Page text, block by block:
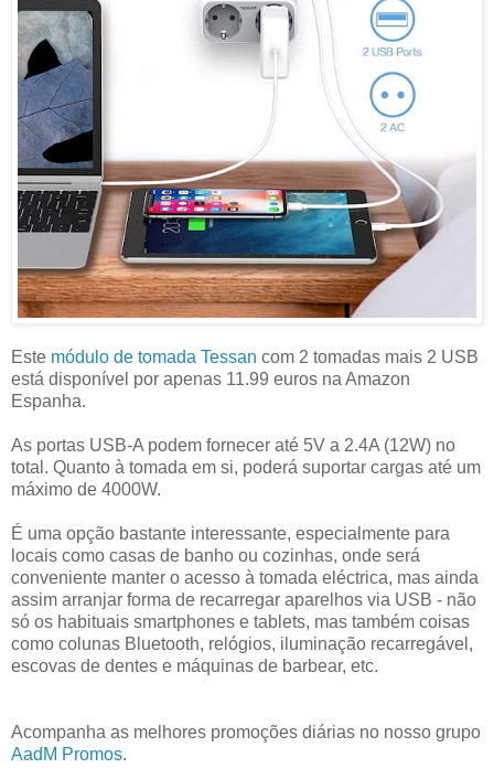
Este módulo de tomada Tessan com 2 tomadas mais 2 USB
está disponível por apenas 11.99 euros na Amazon
Espanha.
As portas USB-A podem fornecer até 5V a 2.4A (12W) no
total. Quanto à tomada em si, poderá suportar cargas até um
máximo de 4000W.
É uma opção bastante interessante, especialmente para
locais como casas de banho ou cozinhas, onde será
conveniente manter o acesso à tomada eléctrica, mas ainda
assim arranjar forma de recarregar aparelhos via USB - não
só os habituais smartphones e tablets, mas também coisas
como colunas Bluetooth, relógios, iluminação recarregável,
escovas de dentes e máquinas de barbear, etc.
Acompanha as melhores promoções diárias no nosso grupo
AadM Promos.